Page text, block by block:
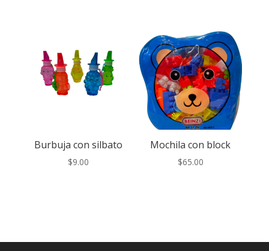
Burbuja con silbato
$9.00
Mochila con block
$65.00